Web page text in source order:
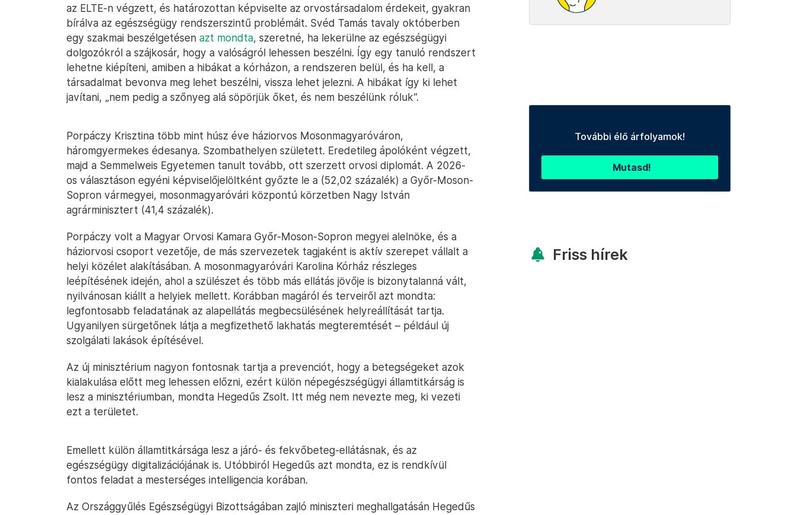
az ELTE-n végzett, és határozottan képviselte az orvostársadalom érdekeit, gyakran
bírálva az egészségügy rendszerszintű problémáit. Svéd Tamás tavaly októberben
egy szakmai beszélgetésen azt mondta, szeretné, ha lekerülne az egészségügyi
dolgozókról a szájkosár, hogy a valóságról lehessen beszélni. Így egy tanuló rendszert
lehetne kiépíteni, amiben a hibákat a kórházon, a rendszeren belül, és ha kell, a
társadalmat bevonva meg lehet beszélni, vissza lehet jelezni. A hibákat így ki lehet
javítani, „nem pedig a szőnyeg alá söpörjük őket, és nem beszélünk róluk”.
Porpáczy Krisztina több mint húsz éve háziorvos Mosonmagyaróváron,
háromgyermekes édesanya. Szombathelyen született. Eredetileg ápolóként végzett,
majd a Semmelweis Egyetemen tanult tovább, ott szerzett orvosi diplomát. A 2026-
os választáson egyéni képviselőjelöltként győzte le a (52,02 százalék) a Győr-Moson-
Sopron vármegyei, mosonmagyaróvári központú körzetben Nagy István
agrárminisztert (41,4 százalék).
Porpáczy volt a Magyar Orvosi Kamara Győr-Moson-Sopron megyei alelnöke, és a
háziorvosi csoport vezetője, de más szervezetek tagjaként is aktív szerepet vállalt a
helyi közélet alakításában. A mosonmagyaróvári Karolina Kórház részleges
leépítésének idején, ahol a szülészet és több más ellátás jövője is bizonytalanná vált,
nyilvánosan kiállt a helyiek mellett. Korábban magáról és terveiről azt mondta:
legfontosabb feladatának az alapellátás megbecsülésének helyreállítását tartja.
Ugyanilyen sürgetőnek látja a megfizethető lakhatás megteremtését – például új
szolgálati lakások építésével.
Az új minisztérium nagyon fontosnak tartja a prevenciót, hogy a betegségeket azok
kialakulása előtt meg lehessen előzni, ezért külön népegészségügyi államtitkárság is
lesz a minisztériumban, mondta Hegedűs Zsolt. Itt még nem nevezte meg, ki vezeti
ezt a területet.
Emellett külön államtitkársága lesz a járó- és fekvőbeteg-ellátásnak, és az
egészségügy digitalizációjának is. Utóbbiról Hegedűs azt mondta, ez is rendkívül
fontos feladat a mesterséges intelligencia korában.
Az Országgyűlés Egészségügyi Bizottságában zajló miniszteri meghallgatásán Hegedűs
További élő árfolyamok!
Mutasd!
Friss hírek